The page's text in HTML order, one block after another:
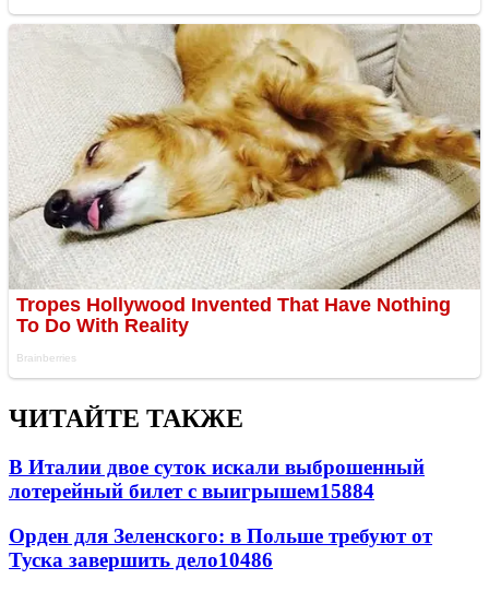
ЧИТАЙТЕ ТАКЖЕ
В Италии двое суток искали выброшенный
лотерейный билет с выигрышем15884
Орден для Зеленского: в Польше требуют от
Туска завершить дело10486